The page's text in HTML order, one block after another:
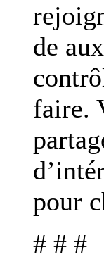
de
faire.
pour
# # #